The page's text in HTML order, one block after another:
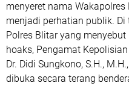
menyeret nama
menjadi perhatian publik.
Polres Blitar yang
hoaks, Pengamat
Dr. Didi Sungkono, S.H.,
dibuka secara terang